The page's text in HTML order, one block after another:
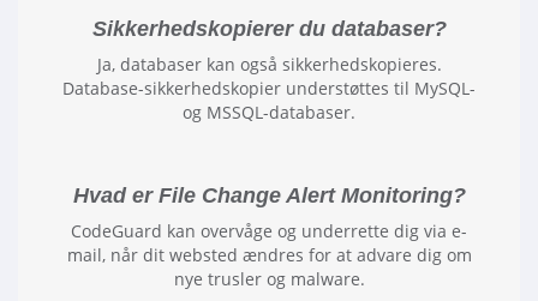
Sikkerhedskopierer du databaser?
Ja, databaser kan også sikkerhedskopieres.
Database-sikkerhedskopier understøttes til MySQL-
og MSSQL-databaser.
Hvad er File Change Alert Monitoring?
CodeGuard kan overvåge og underrette dig via e-
mail, når dit websted ændres for at advare dig om
nye trusler og malware.